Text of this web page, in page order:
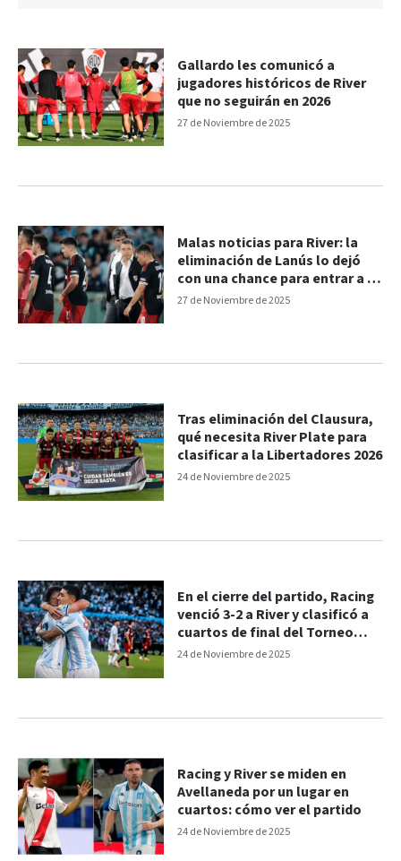
27 de Noviembre de 2025
Gallardo les comunicó a
jugadores históricos de River
que no seguirán en 2026
27 de Noviembre de 2025
Malas noticias para River: la
eliminación de Lanús lo dejó
con una chance para entrar a la
Libertadores
24 de Noviembre de 2025
Tras eliminación del Clausura,
qué necesita River Plate para
clasificar a la Libertadores 2026
24 de Noviembre de 2025
En el cierre del partido, Racing
venció 3-2 a River y clasificó a
cuartos de final del Torneo
Clausura
24 de Noviembre de 2025
Racing y River se miden en
Avellaneda por un lugar en
cuartos: cómo ver el partido